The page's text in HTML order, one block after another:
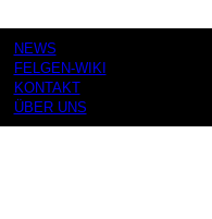
NEWS
FELGEN-WIKI
KONTAKT
ÜBER UNS